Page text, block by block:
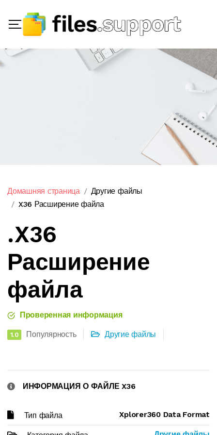
Домашняя страница
Другие файлы
X36 Расширение файла
.X36
Расширение
файла
Проверенная информация
1.0 Популярность Другие файлы
ИНФОРМАЦИЯ О ФАЙЛЕ X36
Тип файла Xplorer360 Data Format